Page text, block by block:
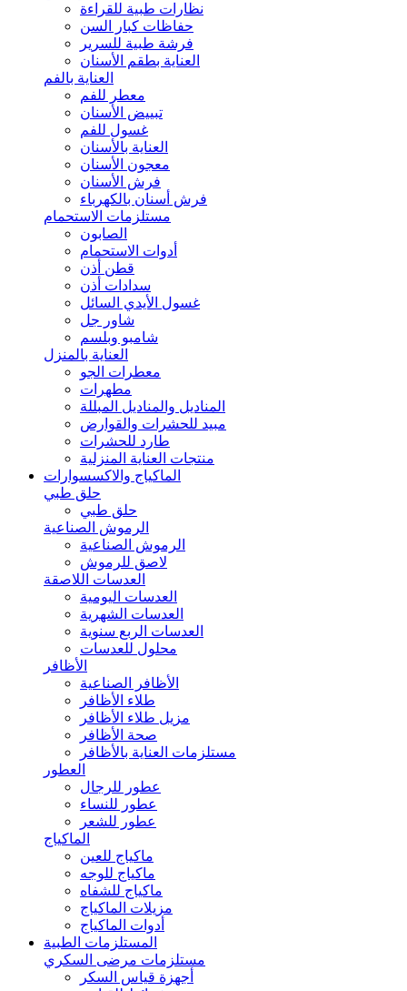
نظارات طبية للقراءة
حفاظات كبار السن
فرشة طبية للسرير
العناية بطقم الأسنان
العناية بالفم
معطر للفم
تبييض الأسنان
غسول للفم
العناية بالأسنان
معجون الأسنان
فرش الأسنان
فرش أسنان بالكهرباء
مستلزمات الاستحمام
الصابون
أدوات الاستحمام
قطن أذن
سدادات أذن
غسول الأيدي السائل
شاور جل
شامبو وبلسم
العناية بالمنزل
معطرات الجو
مطهرات
المناديل والمناديل المبللة
مبيد للحشرات والقوارض
طارد للحشرات
منتجات العناية المنزلية
الماكياج والاكسسوارات
حلق طبي
حلق طبي
الرموش الصناعية
الرموش الصناعية
لاصق للرموش
العدسات اللاصقة
العدسات اليومية
العدسات الشهرية
العدسات الربع سنوية
محلول للعدسات
الأظافر
الأظافر الصناعية
طلاء الأظافر
مزيل طلاء الأظافر
صحة الأظافر
مستلزمات العناية بالأظافر
العطور
عطور للرجال
عطور للنساء
عطور للشعر
الماكياج
ماكياج للعين
ماكياج للوجه
ماكياج للشفاه
مزيلات الماكياج
أدوات الماكياج
المستلزمات الطبية
مستلزمات مرضى السكري
أجهزة قياس السكر